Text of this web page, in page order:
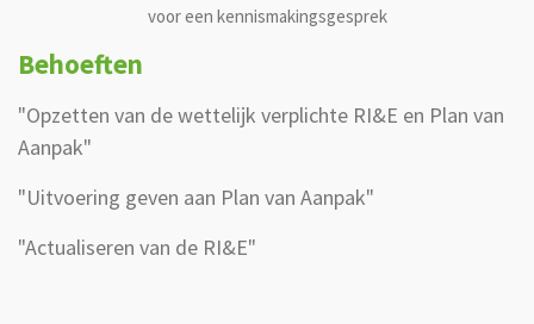
voor een kennismakingsgesprek
Behoeften
"Opzetten van de wettelijk verplichte RI&E en Plan van
Aanpak"
"Uitvoering geven aan Plan van Aanpak"
"Actualiseren van de RI&E"